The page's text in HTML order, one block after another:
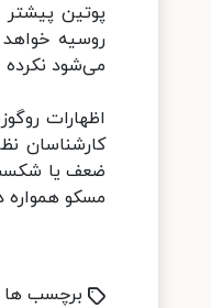
پوتین پیشتر
روسیه
می‌شود
اظهارات
کارشناسان
ضعف یا شکست
مسکو
برچسب ها